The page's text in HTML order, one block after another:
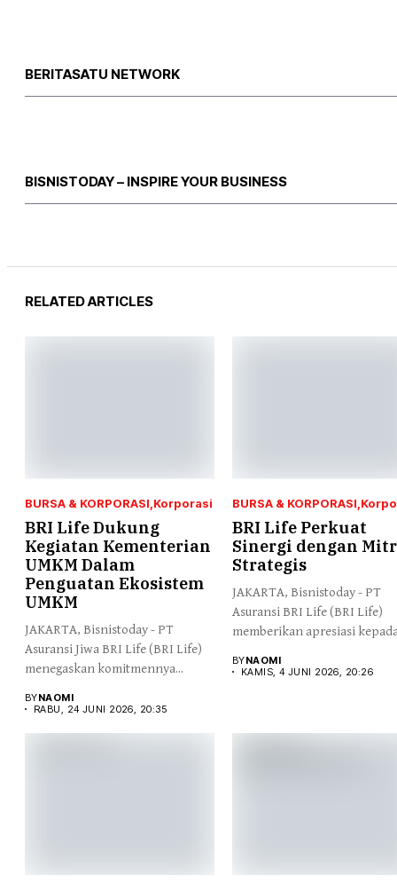
BERITASATU NETWORK
BISNISTODAY – INSPIRE YOUR BUSINESS
RELATED ARTICLES
BURSA & KORPORASI Korporasi
BRI Life Dukung
Kegiatan Kementerian
UMKM Dalam
Penguatan Ekosistem
UMKM
JAKARTA, Bisnistoday - PT
Asuransi Jiwa BRI Life (BRI Life)
menegaskan komitmennya...
BYNAOMI
RABU, 24 JUNI 2026, 20:35
BURSA & KORPORASI
BRI Life Perkuat
Sinergi dengan
Strategis
JAKARTA, Bisnistoday - PT
Asuransi BRI Life (BRI Life)
memberikan apresiasi
BYNAOMI
KAMIS, 4 JUNI 2026, 20:26